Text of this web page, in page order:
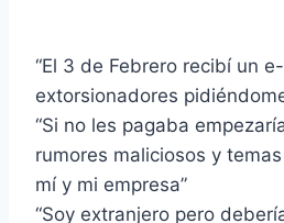
“El 3 de Febrero recibí un
extorsionadores
“Si no les pagaba
rumores maliciosos y
mí y mi empresa”
“Soy extranjero pero